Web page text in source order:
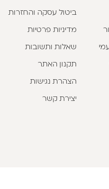
ביטול עסקה והחזרות
מדיניות פרטיות
שאלות ותשובות
תקנון האתר
הצהרת נגישות
יצירת קשר